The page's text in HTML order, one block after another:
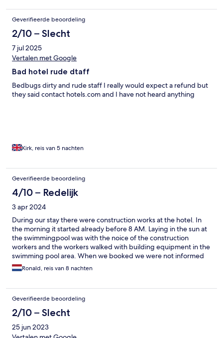
Geverifieerde beoordeling
2/10 – Slecht
7 jul 2025
Vertalen met Google
Bad hotel rude dtaff
Bedbugs dirty and rude staff I really would expect a refund but
they said contact hotels.com and I have not heard anything
Kirk, reis van 5 nachten
Geverifieerde beoordeling
4/10 – Redelijk
3 apr 2024
During our stay there were construction works at the hotel. In
the morning it started already before 8 AM. Laying in the sun at
the swimmingpool was with the noice of the construction
workers and the workers walked with building equipment in the
swimming pool area. When we booked we were not informed
about this. We booked 2 weeks before.
Ronald, reis van 8 nachten
Geverifieerde beoordeling
2/10 – Slecht
25 jun 2023